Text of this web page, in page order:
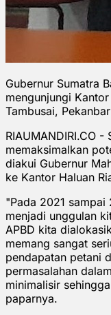
Gubernur Sumatra
mengunjungi
Tambusai,
RIAUMANDIRI.CO
memaksimalkan
diakui Gubernur
ke Kantor Haluan
"Pada 2021
menjadi unggulan
APBD kita
memang sangat
pendapatan petani
permasalahan
minimalisir
paparnya.